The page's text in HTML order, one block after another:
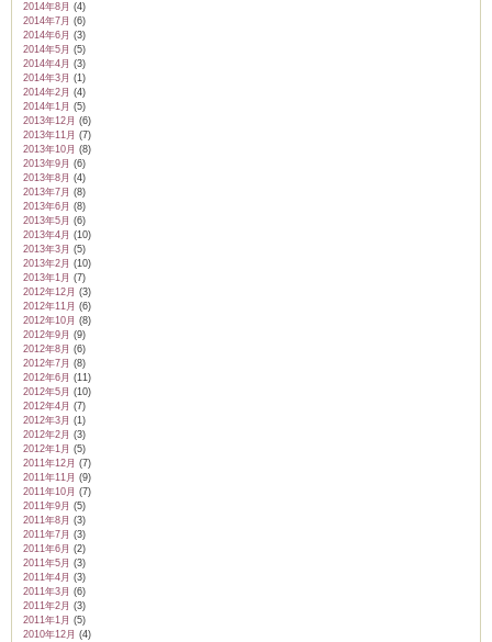
2014年8月 (4)
2014年7月 (6)
2014年6月 (3)
2014年5月 (5)
2014年4月 (3)
2014年3月 (1)
2014年2月 (4)
2014年1月 (5)
2013年12月 (6)
2013年11月 (7)
2013年10月 (8)
2013年9月 (6)
2013年8月 (4)
2013年7月 (8)
2013年6月 (8)
2013年5月 (6)
2013年4月 (10)
2013年3月 (5)
2013年2月 (10)
2013年1月 (7)
2012年12月 (3)
2012年11月 (6)
2012年10月 (8)
2012年9月 (9)
2012年8月 (6)
2012年7月 (8)
2012年6月 (11)
2012年5月 (10)
2012年4月 (7)
2012年3月 (1)
2012年2月 (3)
2012年1月 (5)
2011年12月 (7)
2011年11月 (9)
2011年10月 (7)
2011年9月 (5)
2011年8月 (3)
2011年7月 (3)
2011年6月 (2)
2011年5月 (3)
2011年4月 (3)
2011年3月 (6)
2011年2月 (3)
2011年1月 (5)
2010年12月 (4)